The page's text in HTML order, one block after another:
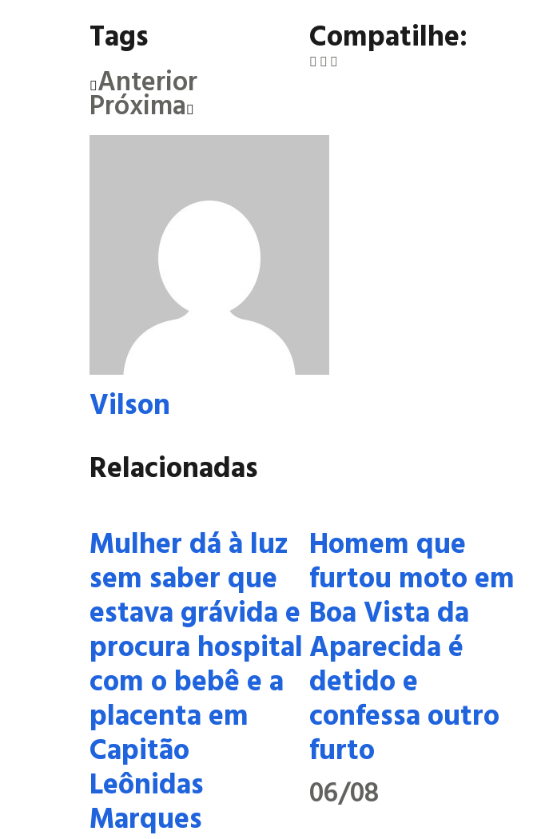
Tags Compatilhe:
Anterior
Próxima
Vilson
Relacionadas
Mulher dá à luz
sem saber que
estava grávida e
procura hospital
com o bebê e a
placenta em
Capitão
Leônidas
Marques
Homem que
furtou moto em
Boa Vista da
Aparecida é
detido e
confessa outro
furto
06/08